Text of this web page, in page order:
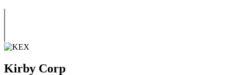
Kirby Corp